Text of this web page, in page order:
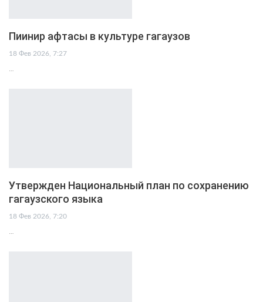
Пиинир афтасы в культуре гагаузов
18 Фев 2026, 7:27
…
Утвержден Национальный план по сохранению
гагаузского языка
18 Фев 2026, 7:20